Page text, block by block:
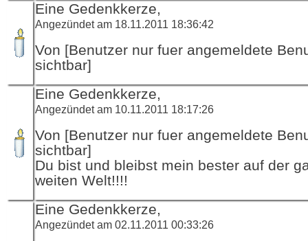
Eine Gedenkkerze,
Angezündet am 18.11.2011 18:36:42
Von [Benutzer nur fuer angemeldete
sichtbar]
Eine Gedenkkerze,
Angezündet am 10.11.2011 18:17:26
Von [Benutzer nur fuer angemeldete
sichtbar]
Du bist und bleibst mein bester auf der
weiten Welt!!!!
Eine Gedenkkerze,
Angezündet am 02.11.2011 00:33:26